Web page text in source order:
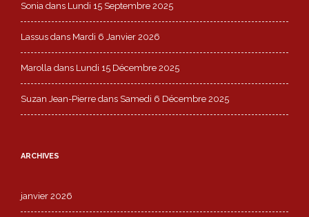
Sonia dans Lundi 15 Septembre 2025
Lassus dans Mardi 6 Janvier 2026
Marolla dans Lundi 15 Décembre 2025
Suzan Jean-Pierre dans Samedi 6 Décembre 2025
ARCHIVES
janvier 2026